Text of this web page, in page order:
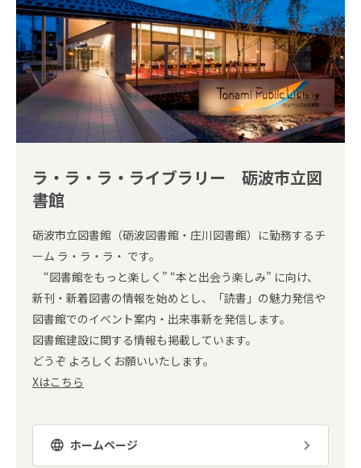
ラ・ラ・ラ・ライブラリー 砺波市立図
書館
砺波市立図書館（砺波図書館・庄川図書館）に勤務するチ
ーム ラ・ラ・ラ・ です。
“図書館をもっと楽しく” “本と出会う楽しみ” に向け、
新刊・新着図書の情報を始めとし、「読書」の魅力発信や
図書館でのイベント案内・出来事新を発信します。
図書館建設に関する情報も掲載しています。
どうぞ よろしくお願いいたします。
Xはこちら
ホームページ